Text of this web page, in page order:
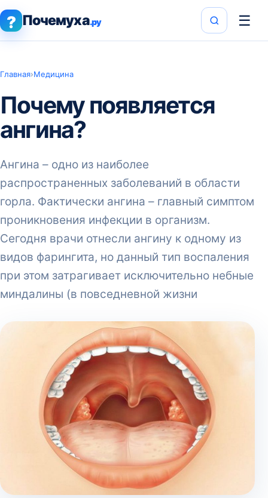
? Почемуха.ру ☰
Главная›Медицина
Почему появляется
ангина?
Ангина – одно из наиболее
распространенных заболеваний в области
горла. Фактически ангина – главный симптом
проникновения инфекции в организм.
Сегодня врачи отнесли ангину к одному из
видов фарингита, но данный тип воспаления
при этом затрагивает исключительно небные
миндалины (в повседневной жизни